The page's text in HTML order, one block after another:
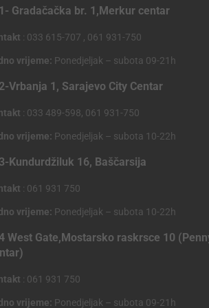
Gradačačka br. 1,Merkur centar
: 033 615-707 , 061 931-750
vrijeme: Ponedjeljak – subota 09-21h
Vrbanja 1, Sarajevo City Centar
: 033 489-598, 061 931-750
vrijeme: Ponedjeljak – subota 10-22h
Kundurdžiluk 16, Baščarsija
: 061 931 750
vrijeme: Ponedjeljak – subota 10-22h
West Gate,Mostarsko raskrsce 10
: 061 931 750
vrijeme: Ponedjeljak – subota 09-21h